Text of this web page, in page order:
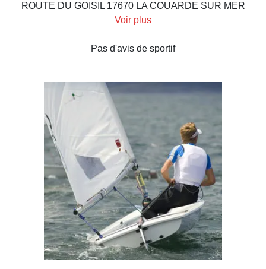
ROUTE DU GOISIL 17670 LA COUARDE SUR MER
Voir plus
Pas d'avis de sportif